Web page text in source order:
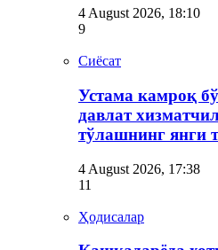
4 August 2026, 18:10
9
Сиёсат
Устама камроқ
давлат
тўлашнинг янги
4 August 2026, 17:38
11
Ҳодисалар